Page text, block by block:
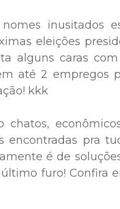
inusitados
eleições
alguns caras
até 2 empregos
kkk
chatos,
encontradas pra
é de
furo! Confira